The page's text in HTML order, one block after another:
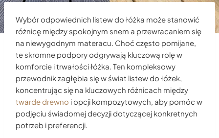
Wybór odpowiednich listew do łóżka może stanowić
różnicę między spokojnym snem a przewracaniem się
na niewygodnym materacu. Choć często pomijane,
te skromne podpory odgrywają kluczową rolę w
komforcie i trwałości łóżka. Ten kompleksowy
przewodnik zagłębia się w świat listew do łóżek,
koncentrując się na kluczowych różnicach między
twarde drewno i opcji kompozytowych, aby pomóc w
podjęciu świadomej decyzji dotyczącej konkretnych
potrzeb i preferencji.